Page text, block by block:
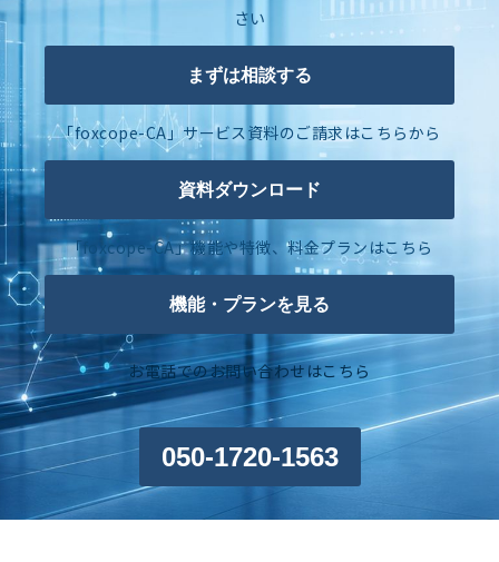
さい
まずは相談する
「foxcope-CA」サービス資料のご請求はこちらから
資料ダウンロード
「foxcope-CA」機能や特徴、料金プランはこちら
機能・プランを見る
お電話でのお問い合わせはこちら
050-1720-1563